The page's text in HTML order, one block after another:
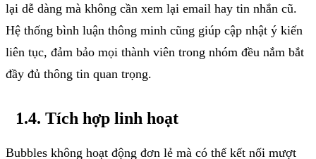
lại dễ dàng mà không cần xem lại email hay tin nhắn cũ.
Hệ thống bình luận thông minh cũng giúp cập nhật ý kiến
liên tục, đảm bảo mọi thành viên trong nhóm đều nắm bắt
đầy đủ thông tin quan trọng.
1.4.Tích hợp linh hoạt
Bubbles không hoạt động đơn lẻ mà có thể kết nối mượt